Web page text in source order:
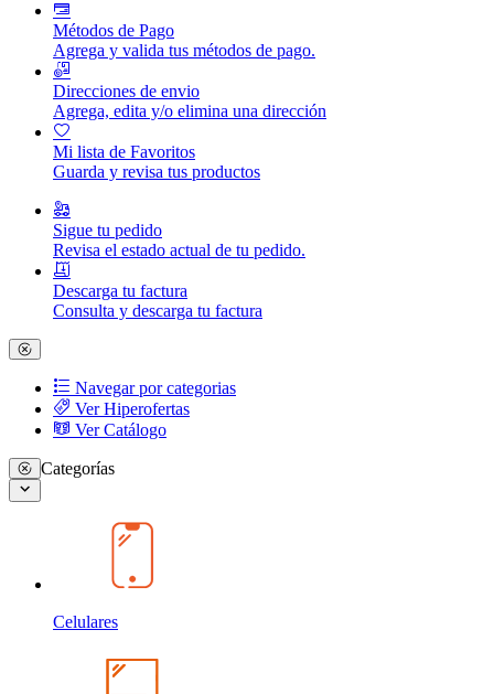
Métodos de Pago
Agrega y valida tus métodos de pago.
Direcciones de envio
Agrega, edita y/o elimina una dirección
Mi lista de Favoritos
Guarda y revisa tus productos
Sigue tu pedido
Revisa el estado actual de tu pedido.
Descarga tu factura
Consulta y descarga tu factura
Navegar por categorias
Ver Hiperofertas
Ver Catálogo
Categorías
Celulares